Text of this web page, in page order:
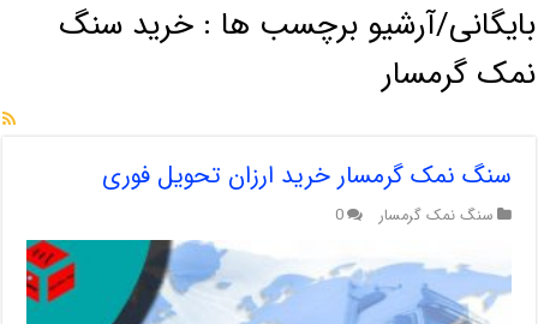
بایگانی/آرشیو برچسب ها : خرید سنگ
نمک گرمسار
سنگ نمک گرمسار خرید ارزان تحویل فوری
سنگ نمک گرمسار 0